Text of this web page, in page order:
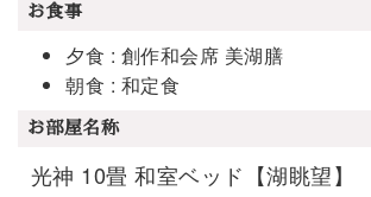
お食事
夕食 : 創作和会席 美湖膳
朝食 : 和定食
お部屋名称
光神 10畳 和室ベッド【湖眺望】